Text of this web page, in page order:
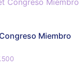
Miembro